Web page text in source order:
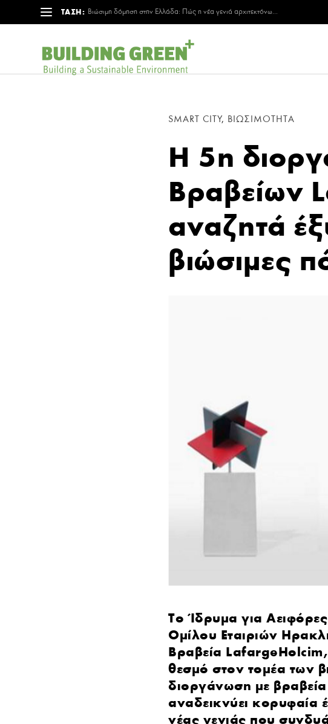
ΤΑΣΗ: Βιώσιμη δόμηση στην Ελλάδα: Πώς η νέα γενιά αρχιτεκτόνω...
SMART CITY, ΒΙΩΣΙΜΌΤΗΤΑ
Η 5η
Βραβείων
αναζητά
βιώσιμες
Το Ίδρυμα για
Ομίλου Εταιριών
Βραβεία
θεσμό στον τομέα των
διοργάνωση με
αναδεικνύει κορυφαία
νέας γενιάς που